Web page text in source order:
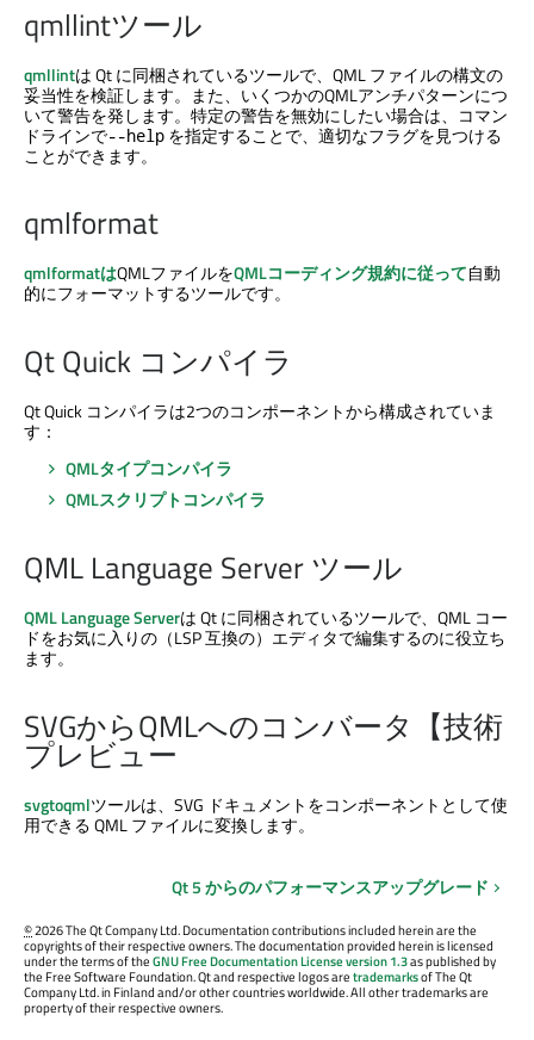
qmllintツール
qmllintは Qt に同梱されているツールで、QML ファイルの構文の
妥当性を検証します。また、いくつかのQMLアンチパターンにつ
いて警告を発します。特定の警告を無効にしたい場合は、コマン
ドラインで--help を指定することで、適切なフラグを見つける
ことができます。
qmlformat
qmlformatはQMLファイルをQMLコーディング規約に従って自動
的にフォーマットするツールです。
Qt Quick コンパイラ
Qt Quick コンパイラは2つのコンポーネントから構成されていま
す：
QMLタイプコンパイラ
QMLスクリプトコンパイラ
QML Language Serverツール
QML Language Serverは Qt に同梱されているツールで、QML コー
ドをお気に入りの（LSP 互換の）エディタで編集するのに役立ち
ます。
SVGからQMLへのコンバータ【技術
プレビュー
svgtoqmlツールは、SVG ドキュメントをコンポーネントとして使
用できる QML ファイルに変換します。
Qt 5 からのパフォーマンスアップグレード
©2026 The Qt Company Ltd. Documentation contributions included herein are the
copyrights of their respective owners. The documentation provided herein is licensed
under the terms of theGNU Free Documentation License version 1.3as published by
the Free Software Foundation. Qt and respective logos aretrademarksof The Qt
Company Ltd. in Finland and/or other countries worldwide. All other trademarks are
property of their respective owners.